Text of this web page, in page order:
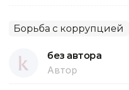
Борьба с коррупцией
без автора
Автор